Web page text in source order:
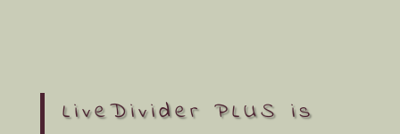
LiveDivider PLUS is